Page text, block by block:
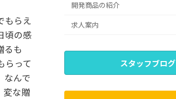
もらえ
の感
るも
らって
なんで
変な贈
開発商品の紹介
求人案内
スタッフブログ